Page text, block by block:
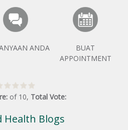
ANDA
BUAT
APPOINTMENT
of 10, Total Vote:
Health Blogs